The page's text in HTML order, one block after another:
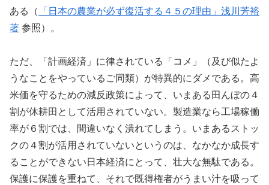
ある（
「日本の農業が必ず復活する４５の理由」浅川芳裕
著 参照）。
ただ、「計画経済」に律されている「コメ」（及び似たよ
うなことをやっているご同類）が特異的にダメである。高
米価を守るための減反政策によって、いまある田んぼの４
割が休耕田として活用されていない。製造業なら工場稼働
率が６割では、間違いなく潰れてしまう。いまあるストッ
クの４割が活用されていないというのは、なかなか成長す
ることができない日本経済にとって、壮大な無駄である。
保護に保護を重ねて、それで既得権者がうまい汁を吸って